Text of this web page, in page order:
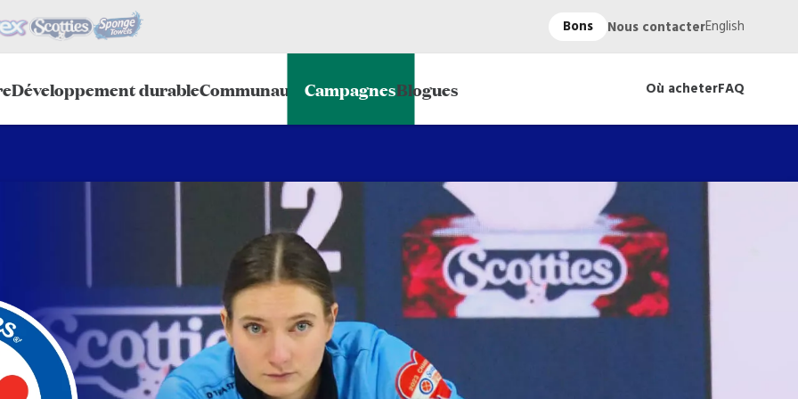
Bons Nous contacterEnglish
Développement durableCommunauté CampagnesBlogues Où acheterFAQ